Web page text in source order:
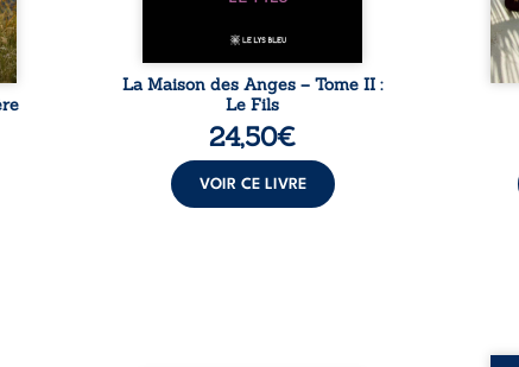
La Maison des Anges – Tome II :
Le Fils
24,50€
VOIR CE LIVRE